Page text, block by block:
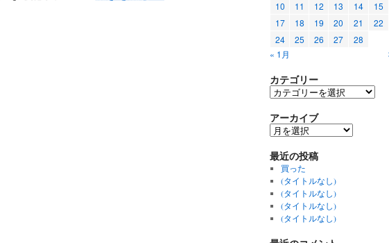
10
11 12 13 14 15
17
18 19 20 21 22
24
25 26 27
28
« 1月
カテゴリー
カ
ゴ
リ
アーカイブ
ア
カ
イ
ブ
最近の投稿
買った
(タイトルなし)
(タイトルなし)
(タイトルなし)
(タイトルなし)